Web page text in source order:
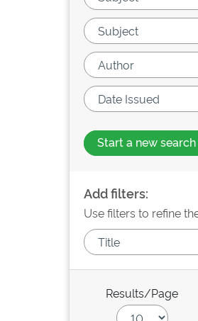
Start a new search
Add filters:
Use filters to refine
Results/Page